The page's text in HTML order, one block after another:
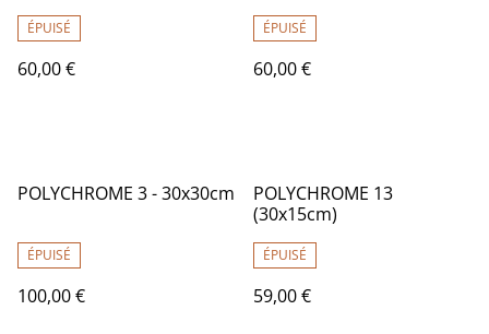
ÉPUISÉ
60,00 €
ÉPUISÉ
60,00 €
POLYCHROME 3 - 30x30cm
ÉPUISÉ
100,00 €
POLYCHROME 13
(30x15cm)
ÉPUISÉ
59,00 €